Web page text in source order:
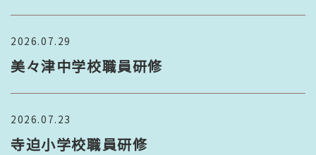
2026.07.29
美々津中学校職員研修
2026.07.23
寺迫小学校職員研修